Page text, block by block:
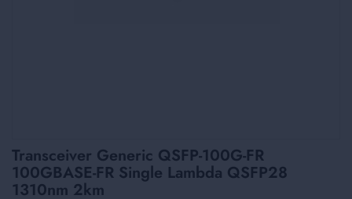
Skip
to
the
beginning
Transceiver Generic QSFP-100G-FR
100GBASE-FR Single Lambda QSFP28
1310nm 2km